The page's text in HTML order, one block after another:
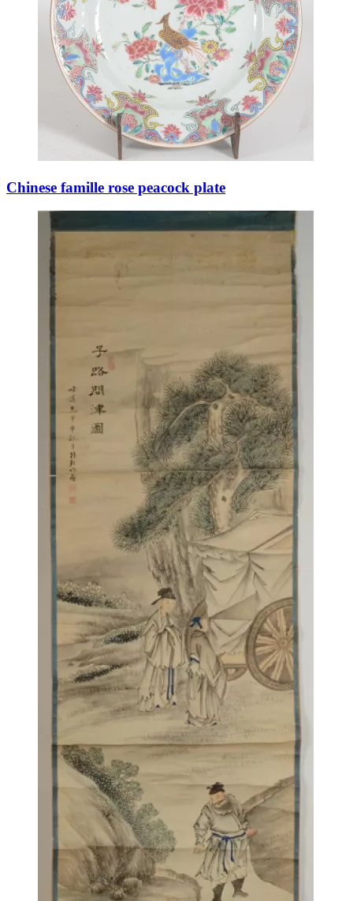
Chinese famille rose peacock plate